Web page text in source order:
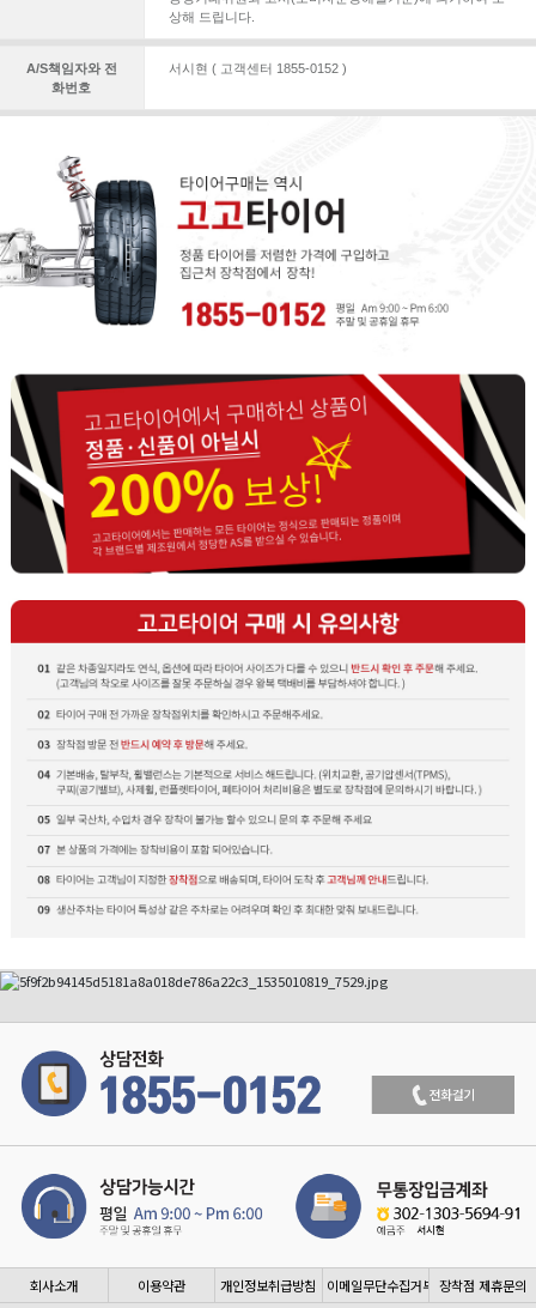
상해 드립니다.
A/S책임자와 전
화번호
서시현 ( 고객센터 1855-0152 )
회사소개 이용약관 개인정보취급방침 이메일무단수집거부 장착점 제휴문의